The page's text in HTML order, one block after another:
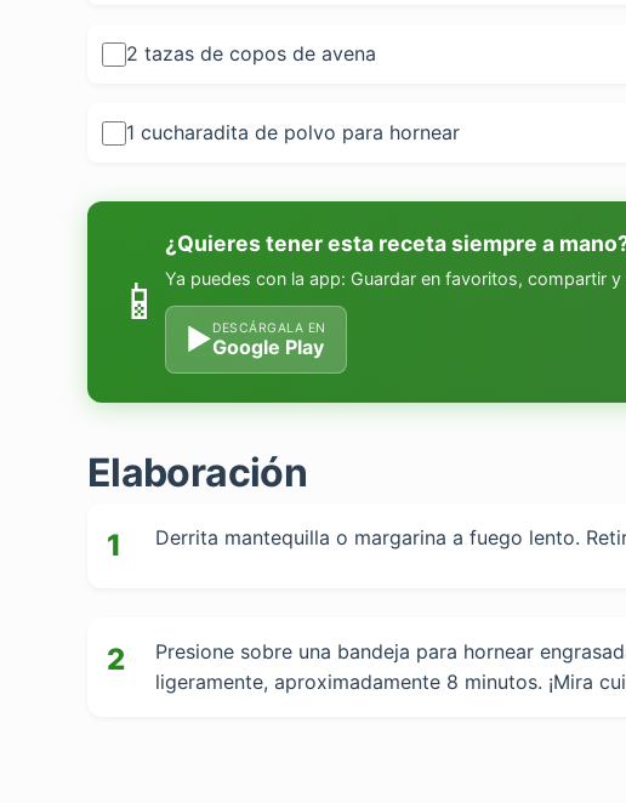
2 tazas de copos de avena
1 cucharadita de polvo para hornear
📱
¿Quieres tener esta receta siempre a
Ya puedes con la app: Guardar en favoritos, compartir
▶DESCÁRGALA EN
Google Play
Elaboración
1 Derrita mantequilla o margarina a fuego lento.
2
Presione sobre una bandeja para hornear
ligeramente, aproximadamente 8 minutos. ¡Mira